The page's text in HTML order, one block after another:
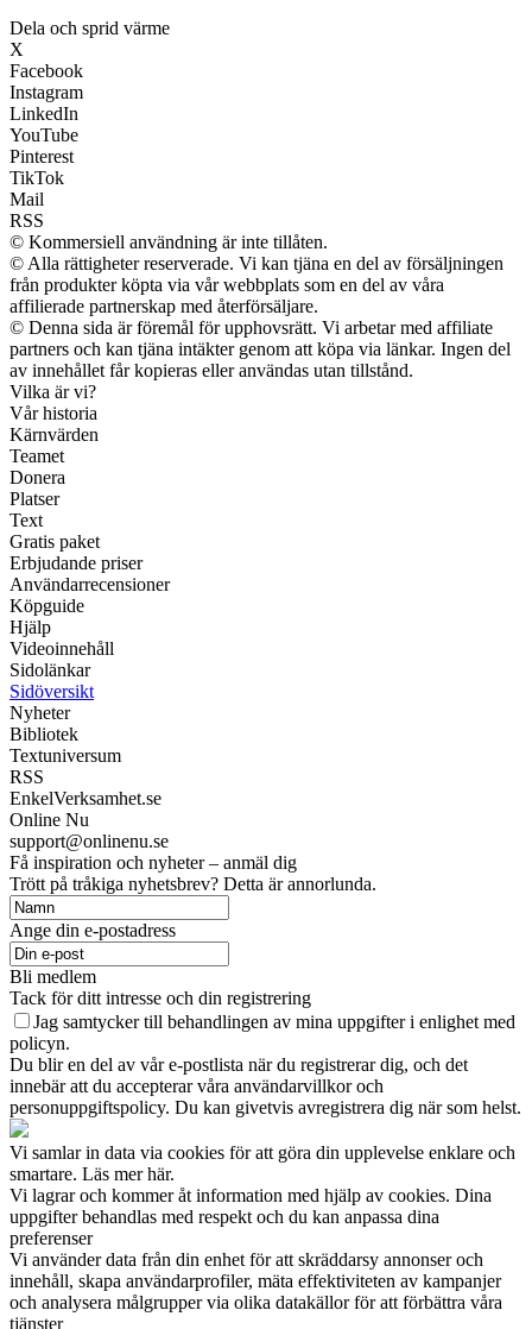
Dela och sprid värme
X
Facebook
Instagram
LinkedIn
YouTube
Pinterest
TikTok
Mail
RSS
© Kommersiell användning är inte tillåten.
© Alla rättigheter reserverade. Vi kan tjäna en del av försäljningen
från produkter köpta via vår webbplats som en del av våra
affilierade partnerskap med återförsäljare.
© Denna sida är föremål för upphovsrätt. Vi arbetar med affiliate
partners och kan tjäna intäkter genom att köpa via länkar. Ingen del
av innehållet får kopieras eller användas utan tillstånd.
Vilka är vi?
Vår historia
Kärnvärden
Teamet
Donera
Platser
Text
Gratis paket
Erbjudande priser
Användarrecensioner
Köpguide
Hjälp
Videoinnehåll
Sidolänkar
Sidöversikt
Nyheter
Bibliotek
Textuniversum
RSS
EnkelVerksamhet.se
Online Nu
support@onlinenu.se
Få inspiration och nyheter – anmäl dig
Trött på tråkiga nyhetsbrev? Detta är annorlunda.
Ange din e-postadress
Bli medlem
Tack för ditt intresse och din registrering
Jag samtycker till behandlingen av mina uppgifter i enlighet med
policyn.
Du blir en del av vår e-postlista när du registrerar dig, och det
innebär att du accepterar våra användarvillkor och
personuppgiftspolicy. Du kan givetvis avregistrera dig när som helst.
Vi samlar in data via cookies för att göra din upplevelse enklare och
smartare. Läs mer här.
Vi lagrar och kommer åt information med hjälp av cookies. Dina
uppgifter behandlas med respekt och du kan anpassa dina
preferenser
Vi använder data från din enhet för att skräddarsy annonser och
innehåll, skapa användarprofiler, mäta effektiviteten av kampanjer
och analysera målgrupper via olika datakällor för att förbättra våra
tjänster